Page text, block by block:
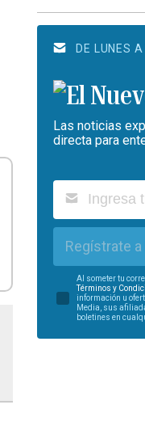
DE LUNES
Las noticias
directa para
Regístrate
Al someter tu
Términos y
información u
Media, sus
boletines en